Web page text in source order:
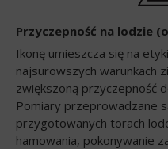
Przyczepność na lodzie
Ikonę umieszcza się na
najsurowszych warunkach
zwiększoną przyczepność
Pomiary przeprowadzane
przygotowanych torach
hamowania, pokonywanie